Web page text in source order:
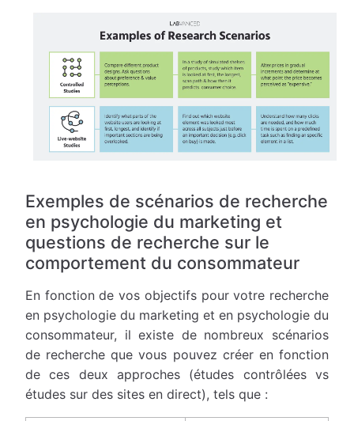
Exemples de scénarios de recherche
en psychologie du marketing et
questions de recherche sur le
comportement du consommateur
En fonction de vos objectifs pour votre recherche
en psychologie du marketing et en psychologie du
consommateur, il existe de nombreux scénarios
de recherche que vous pouvez créer en fonction
de ces deux approches (études contrôlées vs
études sur des sites en direct), tels que :